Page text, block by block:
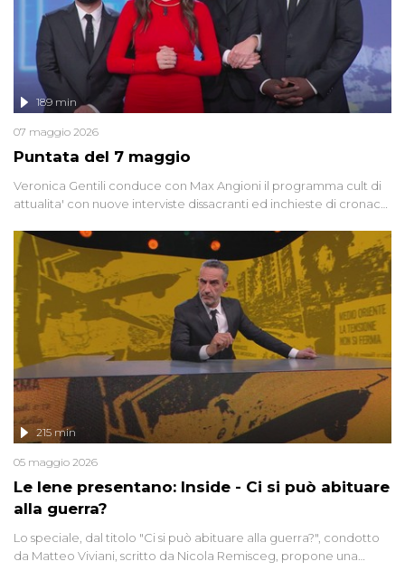
Puntata del 7 maggio
189 min
07 maggio 2026
Veronica Gentili conduce con Max Angioni il programma cult di
attualita' con nuove interviste dissacranti ed inchieste di cronaca
Le Iene presentano: Inside - Ci si può abituare
alla guerra?
215 min
05 maggio 2026
Lo speciale, dal titolo "Ci si può abituare alla guerra?", condotto
da Matteo Viviani, scritto da Nicola Remisceg, propone una